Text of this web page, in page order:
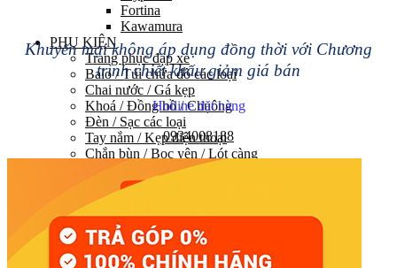
Fortina
Kawamura
PHỤ KIỆN
Trang phục đạp xe
Balo / Túi chứa đồ các loại
Chai nước / Gá kẹp
Khoá / Đồng hồ / Chuông
Đèn / Sạc các loại
Tay nắm / Kẹp điện thoại
Chắn bùn / Bọc yên / Lót càng
Baga / Chân chống / Bơm
Bộ sửa chữa / Bảo dưỡng
Rulo
Phụ kiện khác
PHỤ TÙNG
HỆ THỐNG TRUYỀN LỰC
Group
Khuyến mại không áp dụng đồng thời với Chương
trình chiết khấu giảm giá bán
Hotline đặt hàng
0934008188